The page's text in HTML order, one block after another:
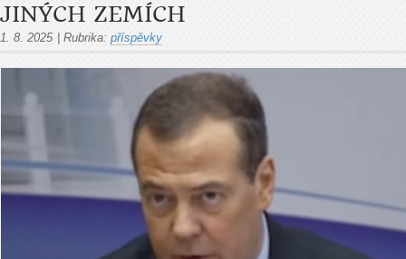
JINÝCH ZEMÍCH
1. 8. 2025 Rubrika: příspěvky